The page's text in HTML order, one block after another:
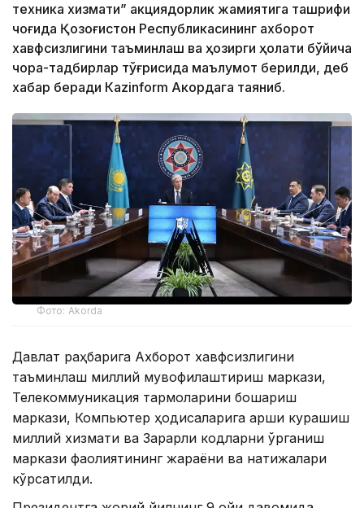
техника хизмати” акциядорлик жамиятига ташрифи
чоғида Қозоғистон Республикасининг ахборот
хавфсизлигини таъминлаш ва ҳозирги ҳолати бўйича
чора-тадбирлар тўғрисида маълумот берилди, деб
хабар беради Каzinform Акордага таяниб.
Фото: Akorda
Давлат раҳбарига Ахборот хавфсизлигини
таъминлаш миллий мувофиқлаштириш маркази,
Телекоммуникация тармоқларини бошқариш
маркази, Компьютер ҳодисаларига қарши курашиш
миллий хизмати ва Зарарли кодларни ўрганиш
маркази фаолиятининг жараёни ва натижалари
кўрсатилди.